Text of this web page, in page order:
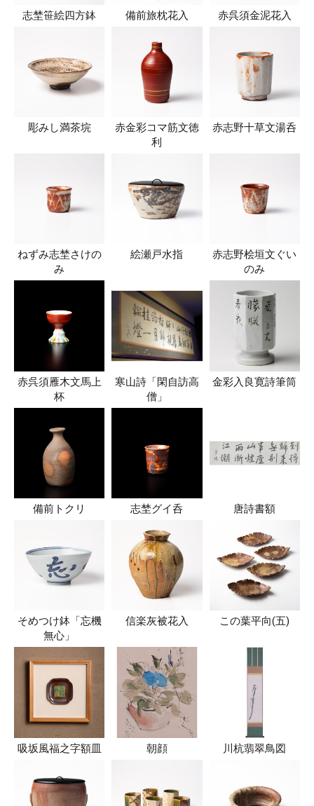
志埜笹絵四方鉢 備前旅枕花入 赤呉須金泥花入
彫みし満茶垸
赤金彩コマ筋文徳
利
赤志野十草文湯呑
ねずみ志埜さけの
み
絵瀬戸水指
赤志野桧垣文ぐい
のみ
赤呉須雁木文馬上
杯
寒山詩「閑自訪高
僧」
金彩入良寛詩筆筒
備前トクリ 志埜グイ呑 唐詩書額
そめつけ鉢「忘機
無心」
信楽灰被花入 この葉平向(五)
吸坂風福之字額皿 朝顔 川杭翡翠鳥図